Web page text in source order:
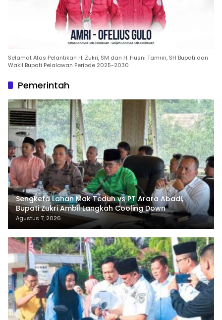
Selamat Atas Pelantikan H. Zukri, SM dan H. Husni Tamrin, SH Bupati dan
Wakil Bupati Pelalawan Periode 2025-2030
Pemerintah
Sengketa Lahan Mak Teduh vs PT Arara Abadi,
Bupati Zukri Ambil Langkah Cooling Down
Agustus 7, 2026